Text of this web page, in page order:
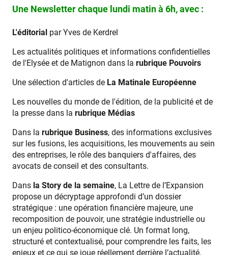
Une Newsletter chaque lundi matin à 6h, avec :
L'éditorial par Yves de Kerdrel
Les actualités politiques et informations confidentielles
de l'Elysée et de Matignon dans la rubrique Pouvoirs
Une sélection d'articles de La Matinale Européenne
Les nouvelles du monde de l'édition, de la publicité et de
la presse dans la rubrique Médias
Dans la rubrique Business, des informations exclusives
sur les fusions, les acquisitions, les mouvements au sein
des entreprises, le rôle des banquiers d'affaires, des
avocats de conseil et des consultants.
Dans la Story de la semaine, La Lettre de l’Expansion
propose un décryptage approfondi d’un dossier
stratégique : une opération financière majeure, une
recomposition de pouvoir, une stratégie industrielle ou
un enjeu politico-économique clé. Un format long,
structuré et contextualisé, pour comprendre les faits, les
enjeux et ce qui se joue réellement derrière l’actualité.